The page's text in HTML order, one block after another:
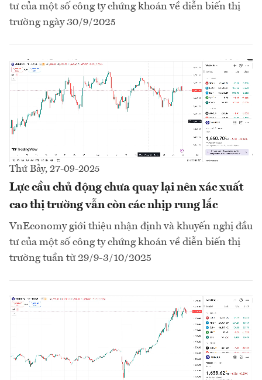
tư của một số công ty chứng khoán về diễn biến thị
trường ngày 30/9/2025
Thứ Bảy, 27-09-2025
Lực cầu chủ động chưa quay lại nên xác xuất
cao thị trường vẫn còn các nhịp rung lắc
VnEconomy giới thiệu nhận định và khuyến nghị đầu
tư của một số công ty chứng khoán về diễn biến thị
trường tuần từ 29/9-3/10/2025